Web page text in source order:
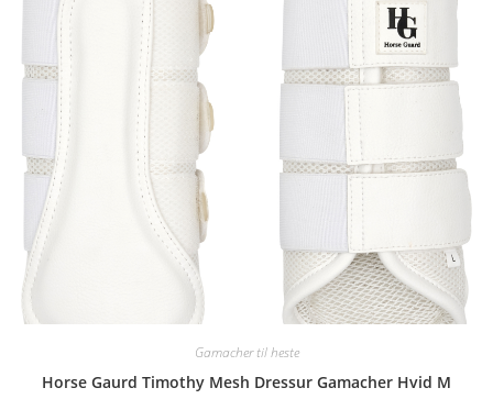
Gamacher til heste
Horse Gaurd Timothy Mesh Dressur Gamacher Hvid M